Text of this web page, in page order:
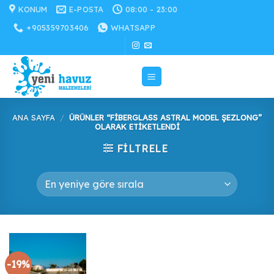
İçeriğe
atla
KONUM E-POSTA
08:00 - 23:00
+905359703406
WHATSAPP
ANA SAYFA / ÜRÜNLER “FIBERGLASS ASTRAL MODEL ŞEZLONG”
OLARAK ETIKETLENDI
FILTRELE
-19%